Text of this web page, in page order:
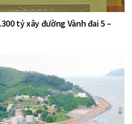
tỷ xây đường Vành đai 5 –